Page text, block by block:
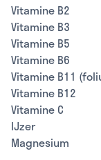
Vitamine B2
Vitamine B3
Vitamine B5
Vitamine B6
Vitamine B11
Vitamine B12
Vitamine C
IJzer
Magnesium